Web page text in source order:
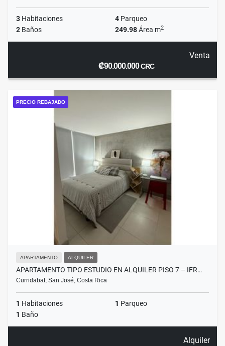
3 Habitaciones 4 Parqueo
2 Baños 249.98Área m2
Venta
₡90.000.000CRC
PRECIO REBAJADO
APARTAMENTO ALQUILER
APARTAMENTO TIPO ESTUDIO EN ALQUILER PISO 7 – IFR…
Curridabat, San José, Costa Rica
1 Habitaciones 1 Parqueo
1 Baño
Alquiler